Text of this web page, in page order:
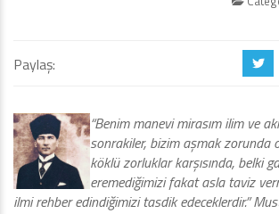
Paylaş: a
“Benim manevi mirasım ilim ve
sonrakiler, bizim aşmak zorunda
köklü zorluklar karşısında, belki
eremediğimizi fakat asla taviz
ilmi rehber edindiğimizi tasdik edeceklerdir.”